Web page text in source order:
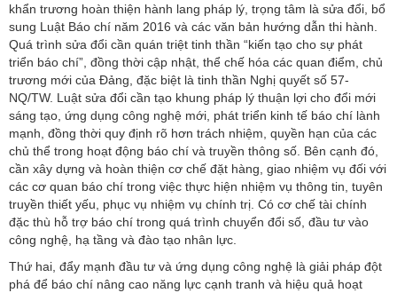
khẩn trương hoàn thiện hành lang pháp lý, trọng tâm là sửa đổi, bổ
sung Luật Báo chí năm 2016 và các văn bản hướng dẫn thi hành.
Quá trình sửa đổi cần quán triệt tinh thần “kiến tạo cho sự phát
triển báo chí”, đồng thời cập nhật, thể chế hóa các quan điểm, chủ
trương mới của Đảng, đặc biệt là tinh thần Nghị quyết số 57-
NQ/TW. Luật sửa đổi cần tạo khung pháp lý thuận lợi cho đổi mới
sáng tạo, ứng dụng công nghệ mới, phát triển kinh tế báo chí lành
mạnh, đồng thời quy định rõ hơn trách nhiệm, quyền hạn của các
chủ thể trong hoạt động báo chí và truyền thông số. Bên cạnh đó,
cần xây dựng và hoàn thiện cơ chế đặt hàng, giao nhiệm vụ đối với
các cơ quan báo chí trong việc thực hiện nhiệm vụ thông tin, tuyên
truyền thiết yếu, phục vụ nhiệm vụ chính trị. Có cơ chế tài chính
đặc thù hỗ trợ báo chí trong quá trình chuyển đổi số, đầu tư vào
công nghệ, hạ tầng và đào tạo nhân lực.
Thứ hai, đẩy mạnh đầu tư và ứng dụng công nghệ là giải pháp đột
phá để báo chí nâng cao năng lực cạnh tranh và hiệu quả hoạt